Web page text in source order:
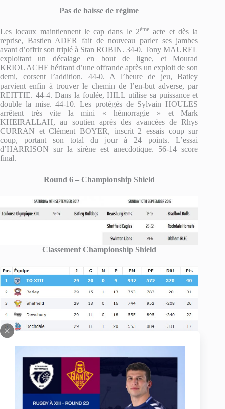
Pas de baisse de régime
Les locaux maintiennent le cap dans le 2ème acte et dès la
reprise, Bastien ADER fait de nouveau parler ses jambes
avant d’offrir son triplé à Stan ROBIN. 34-0. Tony MAUREL
exploitant un décalage en bout de ligne, et Mourad
KRIOUACHE héritant d’une offrande après un exploit de son
demi, corsent l’addition. 44-0. A l’heure de jeu, Batley
parvient enfin à trouver le chemin de l’en-but adverse, par
REITTIE. 44-4. Dans la foulée, HILL utilise sa puissance et
double la mise. 44-10. Les protégés de Sylvain HOULES
arrêtent très vite la mini « hémorragie » et Mark
KHEIRALLAH, au soutien après des avancées de Rhys
CURRAN et Clément BOYER, inscrit 2 essais coup sur
coup, portant son total du jour à 24 points. L’essai
d’HARRISON sur la sirène est anecdotique. 56-14 score
final.
Round 6 – Championship Shield
Classement Championship Shield